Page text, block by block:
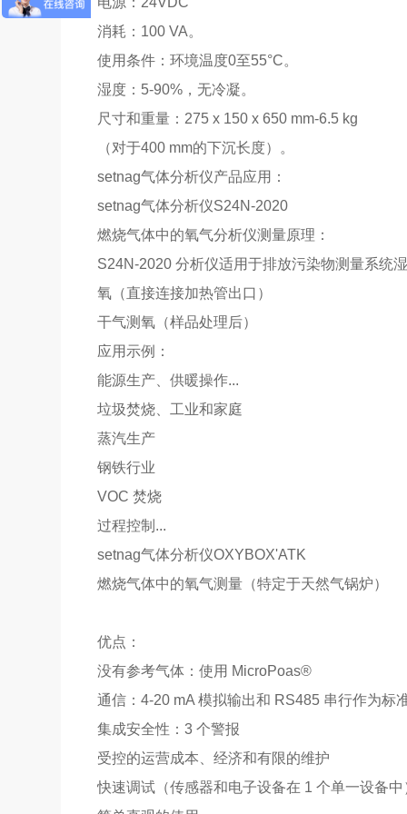
消耗：100 VA。
使用条件：环境温度0至55°C。
湿度：5-90%，无冷凝。
尺寸和重量：275 x 150 x 650 mm-6.5 kg
（对于400 mm的下沉长度）。
setnag气体分析仪产品应用：
setnag气体分析仪S24N-2020
燃烧气体中的氧气分析仪测量原理：
S24N-2020 分析仪适用于排放污染物测量系统
氧（直接连接加热管出口）
干气测氧（样品处理后）
应用示例：
能源生产、供暖操作...
垃圾焚烧、工业和家庭
蒸汽生产
钢铁行业
VOC 焚烧
过程控制...
setnag气体分析仪OXYBOX'ATK
燃烧气体中的氧气测量（特定于天然气锅炉）
优点：
没有参考气体：使用 MicroPoas®
通信：4-20 mA 模拟输出和 RS485 串行作为标
集成安全性：3 个警报
受控的运营成本、经济和有限的维护
快速调试（传感器和电子设备在 1 个单一设备中